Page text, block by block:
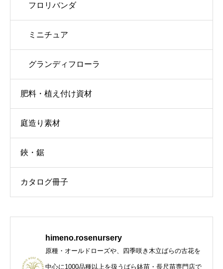
フロリバンダ
ミニチュア
グランディフローラ
肥料・植え付け資材
庭造り素材
鋏・鋸
カタログ冊子
himeno.rosenursery
原種・オールドローズや、四季咲き木立ばらの古花を
中心に1000品種以上を扱うばら鉢苗・長尺苗専門店で